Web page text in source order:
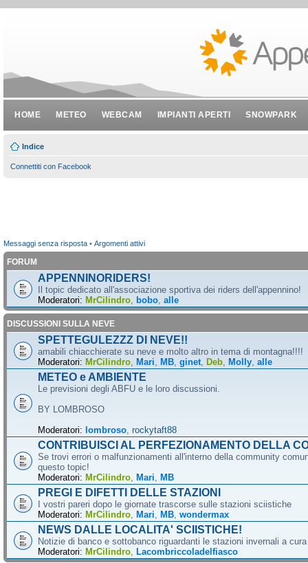
HOME METEO WEBCAM IMPIANTI APERTI SNOWPARK
Indice
Connettiti con Facebook
Messaggi senza risposta • Argomenti attivi
FORUM
APPENNINORIDERS!
Il topic dedicato all'associazione sportiva dei riders dell'appennino!
Moderatori: MrCilindro bobo alle
DISCUSSIONI SULLA NEVE
SPETTEGULEZZZ DI NEVE!!
amabili chiacchierate su neve e molto altro in tema di montagna!!!!
Moderatori: MrCilindro Mari MB ginet Deb Molly alle
METEO e AMBIENTE
Le previsioni degli ABFU e le loro discussioni.
BY LOMBROSO
Moderatori: lombroso rockytaft88
CONTRIBUISCI AL PERFEZIONAMENTO DELLA
Se trovi errori o malfunzionamenti all'interno della community
questo topic!
Moderatori: MrCilindro Mari MB
PREGI E DIFETTI DELLE STAZIONI
I vostri pareri dopo le giornate trascorse sulle stazioni sciistiche
Moderatori: MrCilindro Mari MB wondermax
NEWS DALLE LOCALITA' SCIISTICHE!
Notizie di banco e sottobanco riguardanti le stazioni invernali a
Moderatori: MrCilindro Lacombriccoladelfiasco